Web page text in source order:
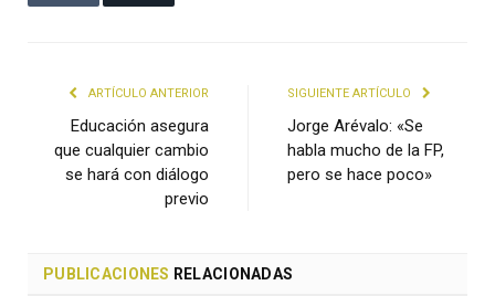
ARTÍCULO ANTERIOR
Educación asegura
que cualquier cambio
se hará con diálogo
previo
SIGUIENTE ARTÍCULO
Jorge Arévalo: «Se
habla mucho de la FP,
pero se hace poco»
PUBLICACIONES RELACIONADAS